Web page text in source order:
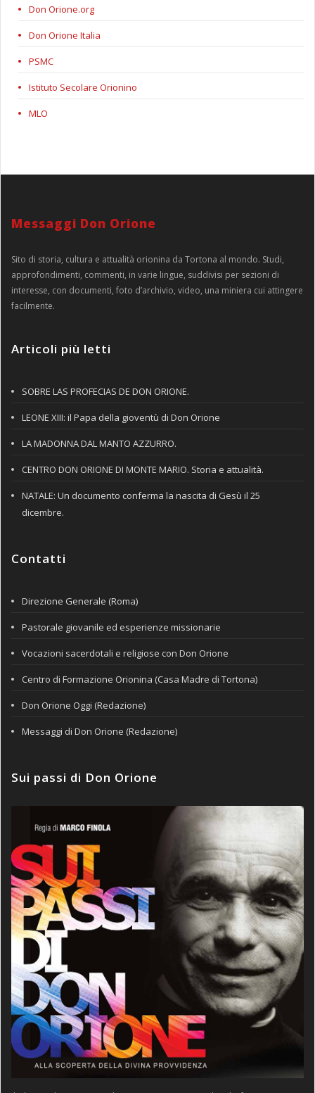
Don Orione.org
Don Orione Italia
PSMC
Istituto Secolare Orionino
MLO
Messaggi Don Orione
Sito di storia, cultura e attualità orionina da Tortona al mondo. Studi,
approfondimenti, commenti, in varie lingue, suddivisi per sezioni di
interesse, con documenti, foto d’archivio, video, una miniera cui attingere
facilmente.
Articoli più letti
SOBRE LAS PROFECIAS DE DON ORIONE.
LEONE XIII: il Papa della gioventù di Don Orione
LA MADONNA DAL MANTO AZZURRO.
CENTRO DON ORIONE DI MONTE MARIO. Storia e attualità.
NATALE: Un documento conferma la nascita di Gesù il 25
dicembre.
Contatti
Direzione Generale (Roma)
Pastorale giovanile ed esperienze missionarie
Vocazioni sacerdotali e religiose con Don Orione
Centro di Formazione Orionina (Casa Madre di Tortona)
Don Orione Oggi (Redazione)
Messaggi di Don Orione (Redazione)
Sui passi di Don Orione